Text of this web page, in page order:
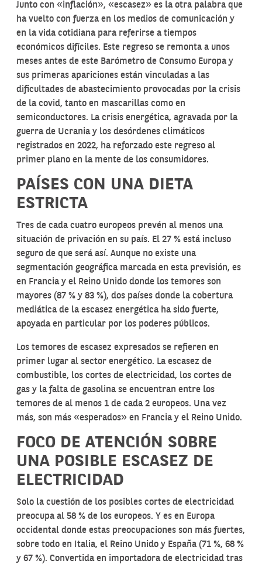
Junto con «inflación», «escasez» es la otra palabra que
ha vuelto con fuerza en los medios de comunicación y
en la vida cotidiana para referirse a tiempos
económicos difíciles. Este regreso se remonta a unos
meses antes de este Barómetro de Consumo Europa y
sus primeras apariciones están vinculadas a las
dificultades de abastecimiento provocadas por la crisis
de la covid, tanto en mascarillas como en
semiconductores. La crisis energética, agravada por la
guerra de Ucrania y los desórdenes climáticos
registrados en 2022, ha reforzado este regreso al
primer plano en la mente de los consumidores.
PAÍSES CON UNA DIETA
ESTRICTA
Tres de cada cuatro europeos prevén al menos una
situación de privación en su país. El 27 % está incluso
seguro de que será así. Aunque no existe una
segmentación geográfica marcada en esta previsión, es
en Francia y el Reino Unido donde los temores son
mayores (87 % y 83 %), dos países donde la cobertura
mediática de la escasez energética ha sido fuerte,
apoyada en particular por los poderes públicos.
Los temores de escasez expresados se refieren en
primer lugar al sector energético. La escasez de
combustible, los cortes de electricidad, los cortes de
gas y la falta de gasolina se encuentran entre los
temores de al menos 1 de cada 2 europeos. Una vez
más, son más «esperados» en Francia y el Reino Unido.
FOCO DE ATENCIÓN SOBRE
UNA POSIBLE ESCASEZ DE
ELECTRICIDAD
Solo la cuestión de los posibles cortes de electricidad
preocupa al 58 % de los europeos. Y es en Europa
occidental donde estas preocupaciones son más fuertes,
sobre todo en Italia, el Reino Unido y España (71 %, 68 %
y 67 %). Convertida en importadora de electricidad tras